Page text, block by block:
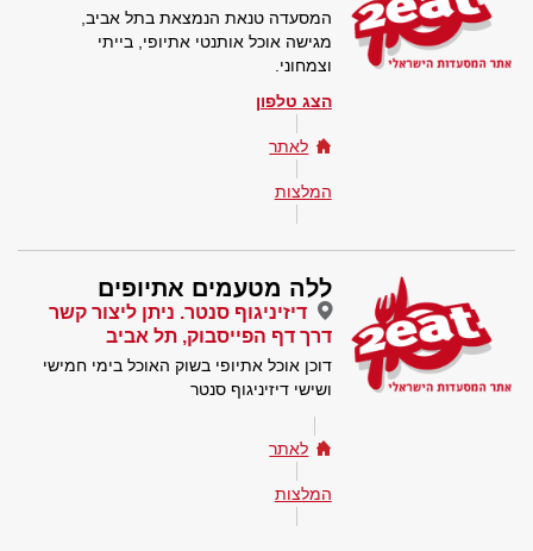
המסעדה טנאת הנמצאת בתל אביב,
מגישה אוכל אותנטי אתיופי, בייתי
וצמחוני.
הצג טלפון
לאתר
המלצות
ללה מטעמים אתיופים
דיזיניגוף סנטר. ניתן ליצור קשר
דרך דף הפייסבוק, תל אביב
דוכן אוכל אתיופי בשוק האוכל בימי חמישי
ושישי דיזיניגוף סנטר
לאתר
המלצות